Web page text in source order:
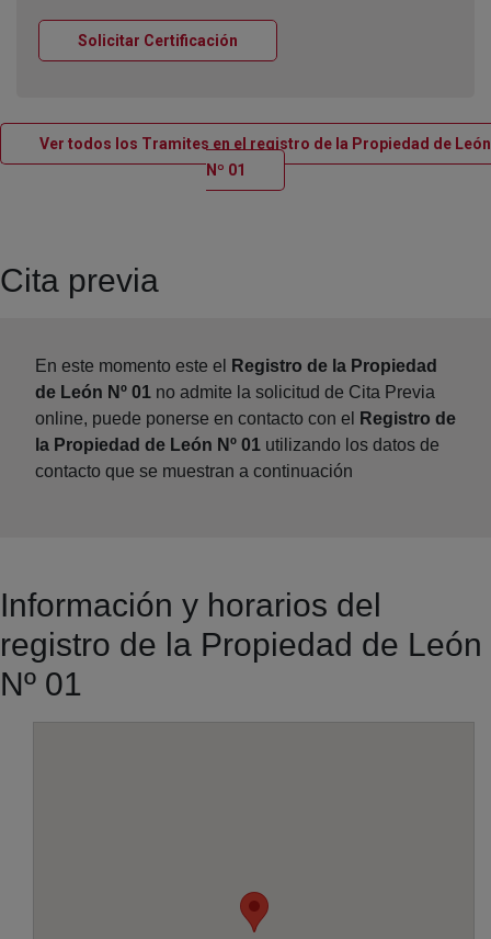
Solicitar Certificación
Ver todos los Tramites en el registro de la Propiedad de León
Nº 01
Ventana nueva
Cita previa
En este momento este el
Registro de la Propiedad
de León Nº 01 no admite la solicitud de Cita Previa
online, puede ponerse en contacto con el
Registro de
la Propiedad de León Nº 01 utilizando los datos de
contacto que se muestran a continuación
Información y horarios del
registro de la Propiedad de León
Nº 01